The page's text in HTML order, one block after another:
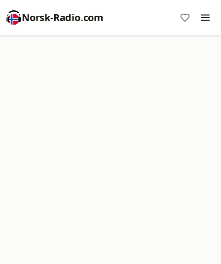
Norsk-Radio.com